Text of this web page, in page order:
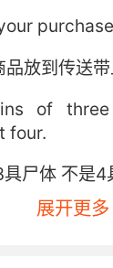
放到传送带
of
four.
尸体 不是4
in the
展开更多